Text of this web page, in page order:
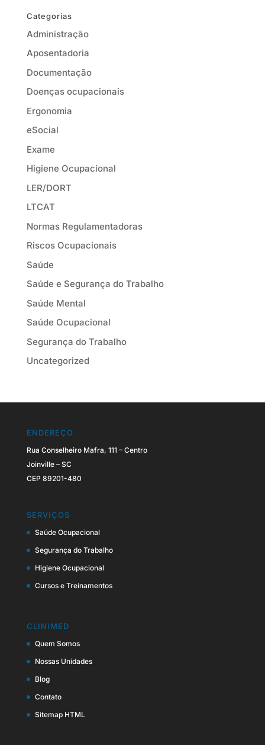
Categorias
Administração
Aposentadoria
Documentação
Doenças ocupacionais
Ergonomia
eSocial
Exame
Higiene Ocupacional
LER/DORT
LTCAT
Normas Regulamentadoras
Riscos Ocupacionais
Saúde
Saúde e Segurança do Trabalho
Saúde Mental
Saúde Ocupacional
Segurança do Trabalho
Uncategorized
ENDEREÇO
Rua Conselheiro Mafra, 111 – Centro
Joinville – SC
CEP 89201-480
SERVIÇOS
Saúde Ocupacional
Segurança do Trabalho
Higiene Ocupacional
Cursos e Treinamentos
CLINIMED
Quem Somos
Nossas Unidades
Blog
Contato
Sitemap HTML